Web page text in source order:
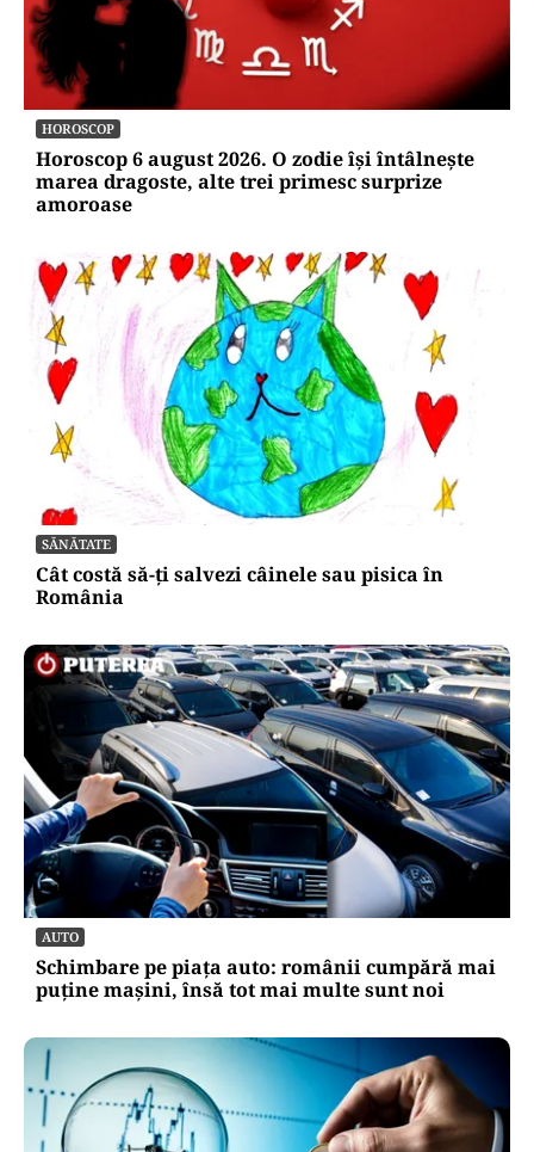
HOROSCOP
Horoscop 6 august 2026. O zodie își întâlnește
marea dragoste, alte trei primesc surprize
amoroase
SĂNĂTATE
Cât costă să-ți salvezi câinele sau pisica în
România
AUTO
Schimbare pe piața auto: românii cumpără mai
puține mașini, însă tot mai multe sunt noi